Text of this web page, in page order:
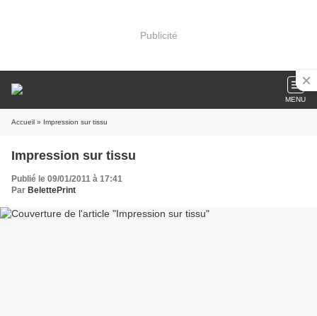
Publicité
MENU
Accueil » Impression sur tissu
Impression sur tissu
Publié le 09/01/2011 à 17:41
Par BelettePrint